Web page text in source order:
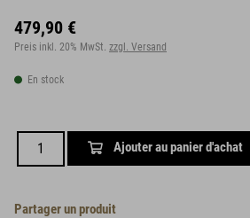
479,90 €
Preis inkl. 20% MwSt. zzgl. Versand
En stock
Ajouter au panier d'achat
Partager un produit